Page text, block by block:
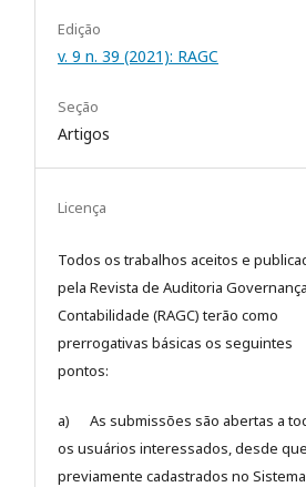
Edição
v. 9 n. 39 (2021): RAGC
Seção
Artigos
Licença
Todos os trabalhos aceitos e
pela Revista de Auditoria
Contabilidade (RAGC) terão como
prerrogativas básicas os seguintes
pontos:
a) As submissões são abertas a
os usuários interessados, desde
previamente cadastrados no